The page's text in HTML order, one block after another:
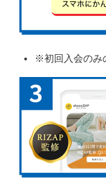
※初回入会のみ